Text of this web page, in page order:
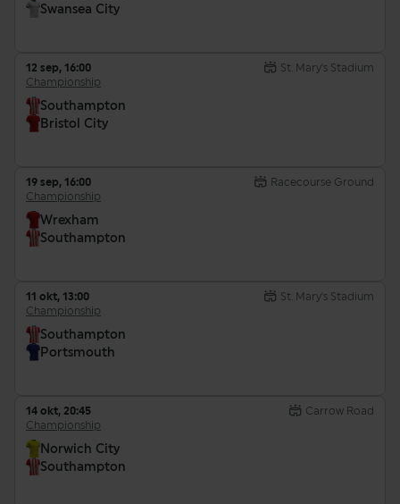
Swansea City
12 sep, 16:00
St. Mary's Stadium
Championship
Southampton
Bristol City
19 sep, 16:00
Racecourse Ground
Championship
Wrexham
Southampton
11 okt, 13:00
St. Mary's Stadium
Championship
Southampton
Portsmouth
14 okt, 20:45
Carrow Road
Championship
Norwich City
Southampton